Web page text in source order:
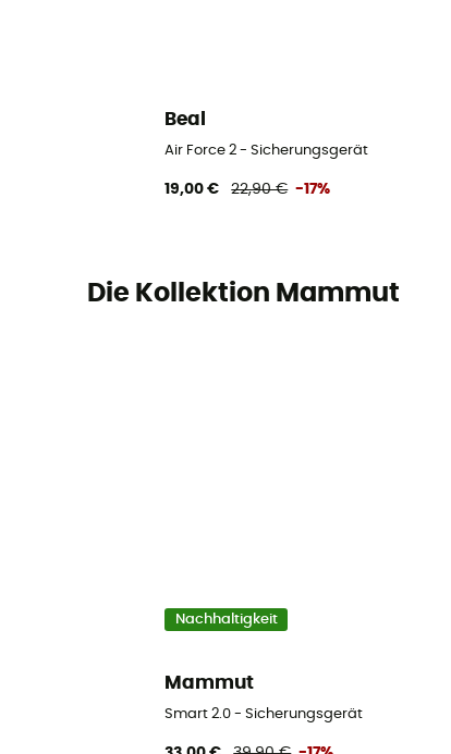
Beal
Air Force 2 - Sicherungsgerät
19,00 € 22,90 € -17%
Die Kollektion Mammut
Nachhaltigkeit
Mammut
Smart 2.0 - Sicherungsgerät